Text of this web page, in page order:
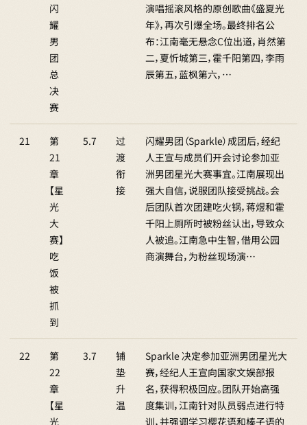
闪
耀
男
团
总
决
赛
演唱摇滚风格的原创歌曲《盛夏光
年》，再次引爆全场。最终排名公
布：江南毫无悬念C位出道，肖然第
二，夏忻城第三，霍千阳第四，李雨
辰第五，蓝枫第六，…
21
第
21
章
【星
光
大
赛】
吃
饭
被
抓
到
5.7
过
渡
衔
接
闪耀男团（Sparkle）成团后，经纪
人王宣与成员们开会讨论参加亚
洲男团星光大赛事宜。江南展现出
强大自信，说服团队接受挑战。会
后团队首次团建吃火锅，蒋煜和霍
千阳上厕所时被粉丝认出，导致众
人被追。江南急中生智，借用公园
商演舞台，为粉丝现场演…
22
第
22
章
【星
光
3.7
铺
垫
升
温
Sparkle 决定参加亚洲男团星光大
赛，经纪人王宣向国家文娱部报
名，获得积极回应。团队开始高强
度集训，江南针对队员弱点进行特
训，并强调学习樱花语和棒子语的